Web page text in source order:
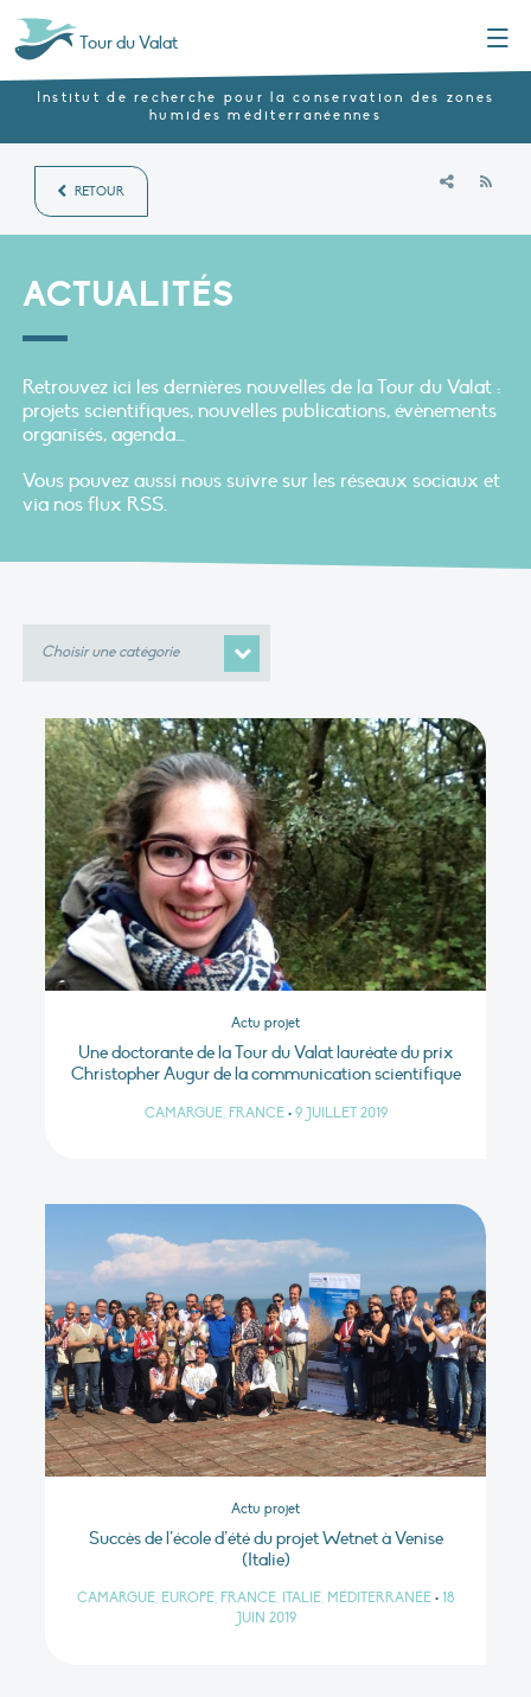
Tour du Valat
Institut de recherche pour la conservation des zones
humides méditerranéennes
RETOUR
ACTUALITÉS
Retrouvez ici les dernières nouvelles de la Tour du Valat :
projets scientifiques, nouvelles publications, évènements
organisés, agenda…
Vous pouvez aussi nous suivre sur les réseaux sociaux et
via nos flux RSS.
Actu projet
Une doctorante de la Tour du Valat lauréate du prix
Christopher Augur de la communication scientifique
CAMARGUE, FRANCE • 9 JUILLET 2019
Actu projet
Succès de l’école d’été du projet Wetnet à Venise
(Italie)
CAMARGUE, EUROPE, FRANCE, ITALIE, MÉDITERRANÉE • 18
JUIN 2019